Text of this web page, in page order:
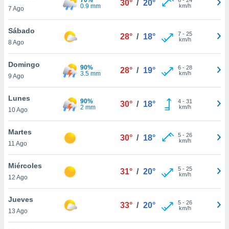
más
nuestra
y
de
disponible
cookies
aceptar
7 Ago
0.9 mm
30° / 20°
km/h
Sábado
8 Ago
28° / 18° 7- 25
km/h
Domingo
9 Ago
90%
3.5 mm
28° / 19° 6- 28
km/h
Lunes
10 Ago
90%
2 mm
30° / 18° 4- 31
km/h
Martes
11 Ago
30° / 18° 5- 26
km/h
Miércoles
12 Ago
31° / 20° 5- 25
km/h
Jueves
13 Ago
33° / 20° 5- 26
km/h